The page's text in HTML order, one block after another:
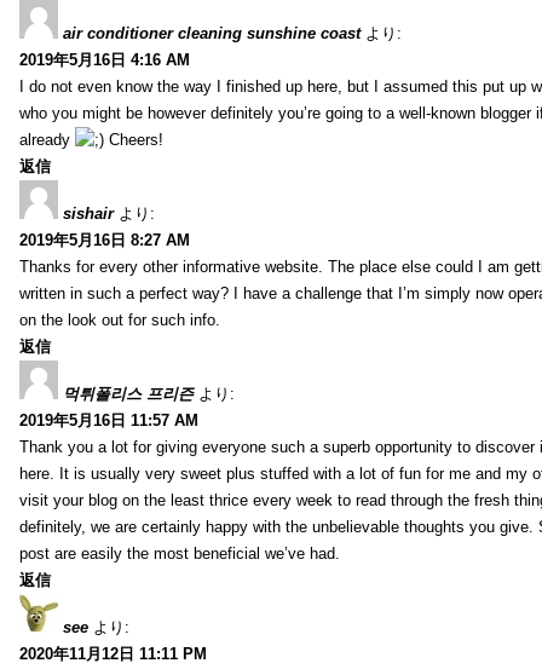
air conditioner cleaning sunshine coast より:
2019年5月16日 4:16 AM
I do not even know the way I finished up here, but I assumed this put up
who you might be however definitely you’re going to a well-known blogger
already
Cheers!
返信
sishair より:
2019年5月16日 8:27 AM
Thanks for every other informative website. The place else could I am
written in such a perfect way? I have a challenge that I’m simply now
on the look out for such info.
返信
먹튀폴리스 프리즌 より:
2019年5月16日 11:57 AM
Thank you a lot for giving everyone such a superb opportunity to discover
here. It is usually very sweet plus stuffed with a lot of fun for me and my
visit your blog on the least thrice every week to read through the fresh
definitely, we are certainly happy with the unbelievable thoughts you
post are easily the most beneficial we’ve had.
返信
see より:
2020年11月12日 11:11 PM